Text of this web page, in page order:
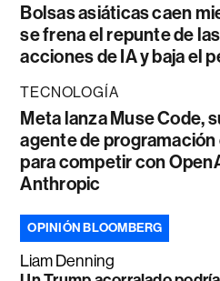
Bolsas asiáticas caen
se frena el repunte de las
acciones de IA y baja el
TECNOLOGÍA
Meta lanza Muse Code,
agente de programación
para competir con
Anthropic
OPINIÓN BLOOMBERG
Liam Denning